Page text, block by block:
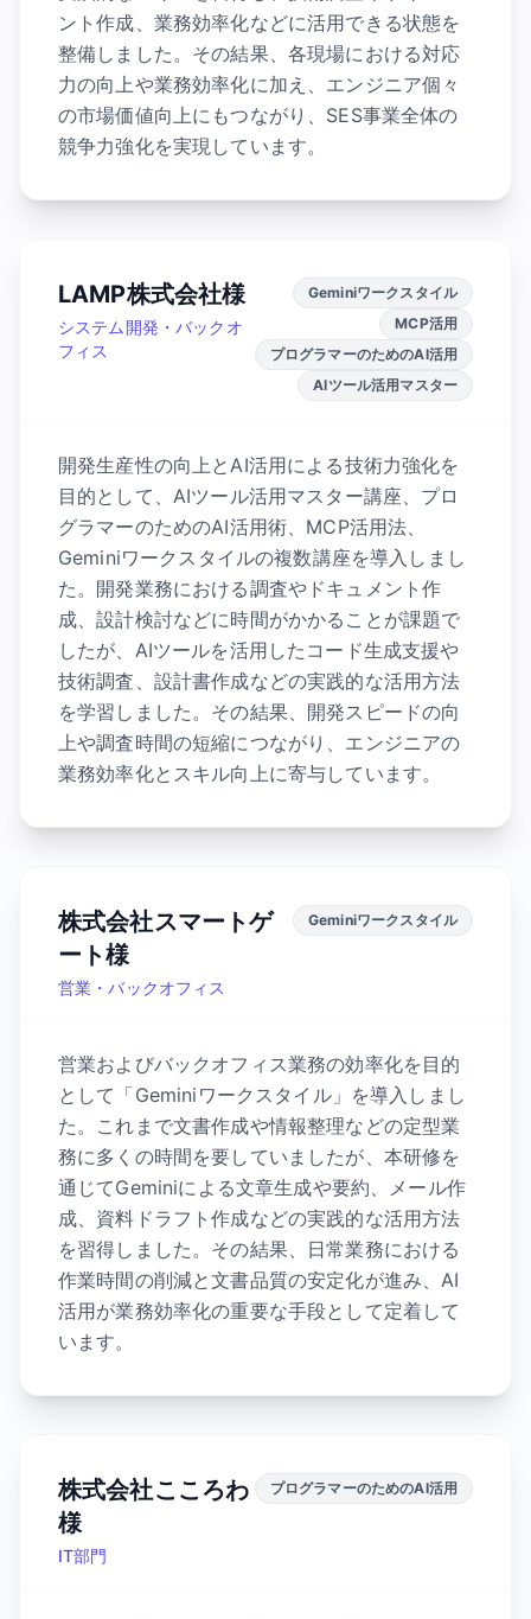
ント作成、業務効率化などに活用できる状態を
整備しました。その結果、各現場における対応
力の向上や業務効率化に加え、エンジニア個々
の市場価値向上にもつながり、SES事業全体の
競争力強化を実現しています。
LAMP株式会社様
システム開発・バックオ
フィス
Geminiワークスタイル
MCP活用
プログラマーのためのAI活用
AIツール活用マスター
開発生産性の向上とAI活用による技術力強化を
目的として、AIツール活用マスター講座、プロ
グラマーのためのAI活用術、MCP活用法、
Geminiワークスタイルの複数講座を導入しまし
た。開発業務における調査やドキュメント作
成、設計検討などに時間がかかることが課題で
したが、AIツールを活用したコード生成支援や
技術調査、設計書作成などの実践的な活用方法
を学習しました。その結果、開発スピードの向
上や調査時間の短縮につながり、エンジニアの
業務効率化とスキル向上に寄与しています。
株式会社スマートゲ
ート様
営業・バックオフィス
Geminiワークスタイル
営業およびバックオフィス業務の効率化を目的
として「Geminiワークスタイル」を導入しまし
た。これまで文書作成や情報整理などの定型業
務に多くの時間を要していましたが、本研修を
通じてGeminiによる文章生成や要約、メール作
成、資料ドラフト作成などの実践的な活用方法
を習得しました。その結果、日常業務における
作業時間の削減と文書品質の安定化が進み、AI
活用が業務効率化の重要な手段として定着して
います。
株式会社こころわ
様
IT部門
プログラマーのためのAI活用